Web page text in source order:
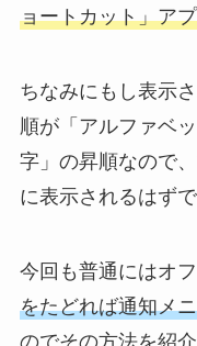
ョートカット」ア
ちなみにもし表示
順が「アルファベ
字」の昇順なので
に表示されるはずで
今回も普通にはオ
をたどれば通知メ
のでその方法を紹